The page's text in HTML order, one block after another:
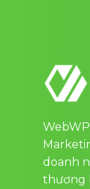
doanh
thương